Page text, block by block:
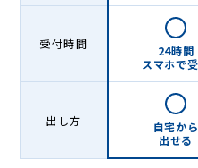
受付時間
24時間
スマホで
出し方
自宅から
出せる